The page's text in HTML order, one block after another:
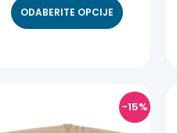
ODABERITE OPCIJE
-15%